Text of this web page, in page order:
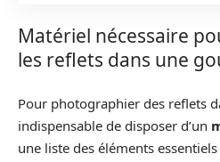
Matériel nécessaire
les reflets dans une
Pour photographier des reflets
indispensable de disposer d’un
une liste des éléments essentiels